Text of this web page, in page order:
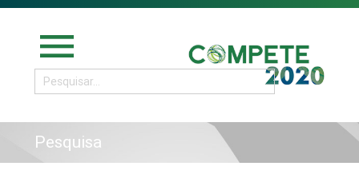
menu
Pesquisa